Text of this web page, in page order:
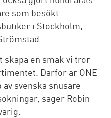
som besökt
i Stockholm,
skapa en smak vi tror
Därför är ONE
svenska snusare
säger Robin